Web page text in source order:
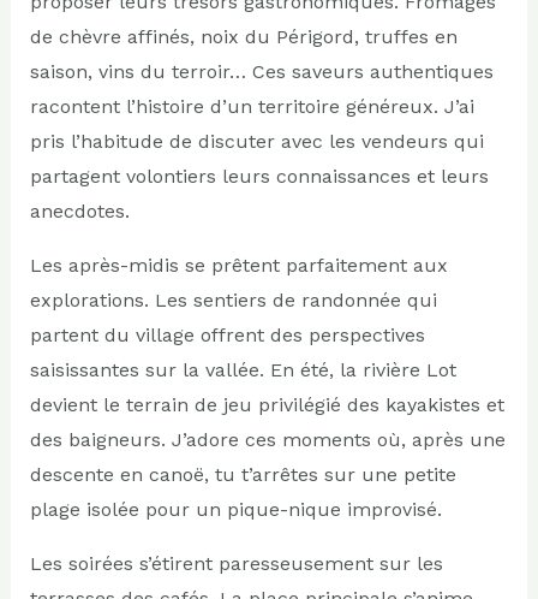
de chèvre affinés, noix du Périgord, truffes en
saison, vins du terroir… Ces saveurs authentiques
racontent l’histoire d’un territoire généreux. J’ai
pris l’habitude de discuter avec les vendeurs qui
partagent volontiers leurs connaissances et leurs
anecdotes.
Les après-midis se prêtent parfaitement aux
explorations. Les sentiers de randonnée qui
partent du village offrent des perspectives
saisissantes sur la vallée. En été, la rivière Lot
devient le terrain de jeu privilégié des kayakistes et
des baigneurs. J’adore ces moments où, après une
descente en canoë, tu t’arrêtes sur une petite
plage isolée pour un pique-nique improvisé.
Les soirées s’étirent paresseusement sur les